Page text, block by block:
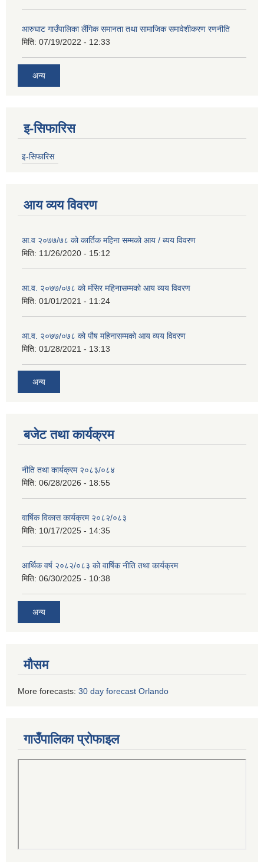
आरुघाट गाउँपालिका लैंगिक समानता तथा सामाजिक समावेशीकरण रणनीति
मिति: 07/19/2022 - 12:33
अन्य
इ-सिफारिस
इ-सिफारिस
आय व्यय विवरण
आ.व २०७७/७८ को कार्तिक महिना सम्मको आय / ब्यय विवरण
मिति: 11/26/2020 - 15:12
आ.व. २०७७/०७८ को मंसिर महिनासम्मको आय व्यय विवरण
मिति: 01/01/2021 - 11:24
आ.व. २०७७/०७८ को पौष महिनासम्मको आय व्यय विवरण
मिति: 01/28/2021 - 13:13
अन्य
बजेट तथा कार्यक्रम
नीति तथा कार्यक्रम २०८३/०८४
मिति: 06/28/2026 - 18:55
वार्षिक विकास कार्यक्रम २०८२/०८३
मिति: 10/17/2025 - 14:35
आर्थिक वर्ष २०८२/०८३ को वार्षिक नीति तथा कार्यक्रम
मिति: 06/30/2025 - 10:38
अन्य
मौसम
More forecasts: 30 day forecast Orlando
गाउँपालिका प्रोफाइल